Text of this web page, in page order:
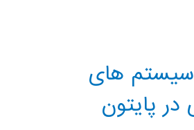
سیستم های
در پایتون